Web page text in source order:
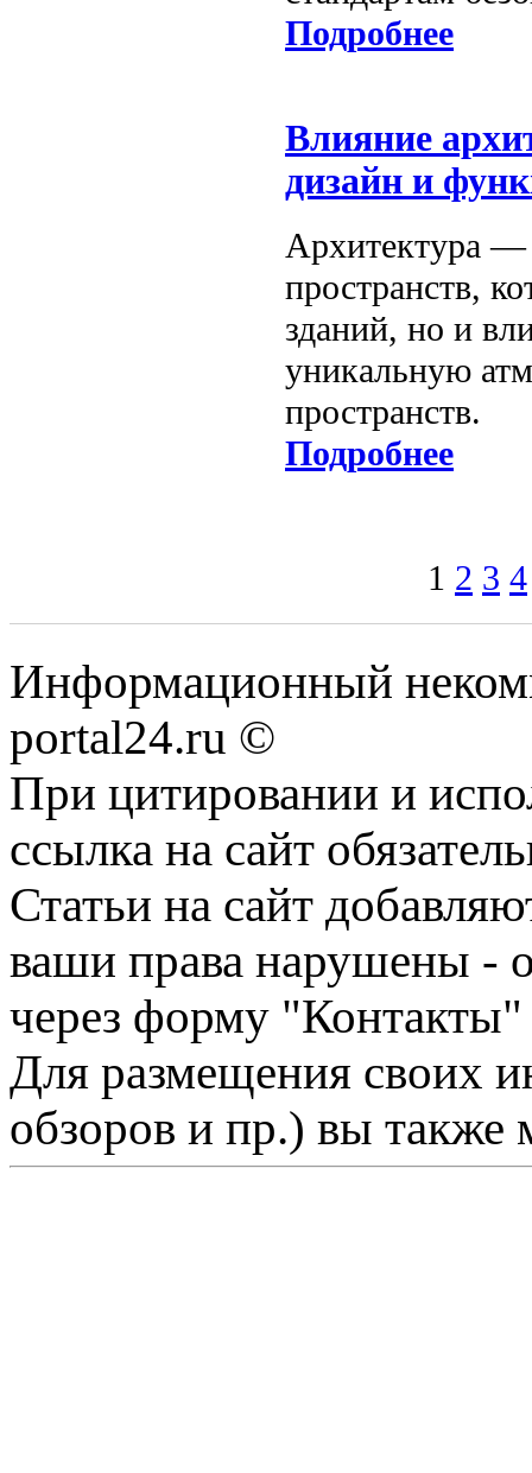
Подробнее
Влияние
дизайн и
Архитектура —
пространств,
зданий, но и
уникальную
пространств.
Подробнее
1 2 3 4
Информационный
portal24.ru ©
При цитировании и
ссылка на сайт
Статьи на сайт
ваши права нарушены -
через форму "Контакты"
Для размещения своих
обзоров и пр.) вы также